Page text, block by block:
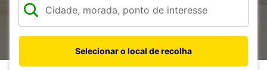
Selecionar o local de recolha